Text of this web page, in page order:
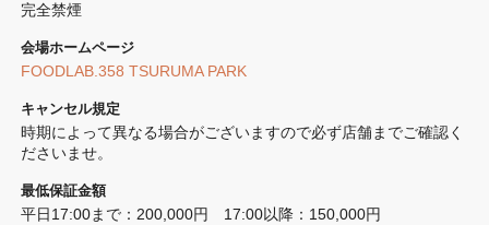
完全禁煙
会場ホームページ
FOODLAB.358 TSURUMA PARK
キャンセル規定
時期によって異なる場合がございますので必ず店舗までご確認く
ださいませ。
最低保証金額
平日17:00まで：200,000円　17:00以降：150,000円